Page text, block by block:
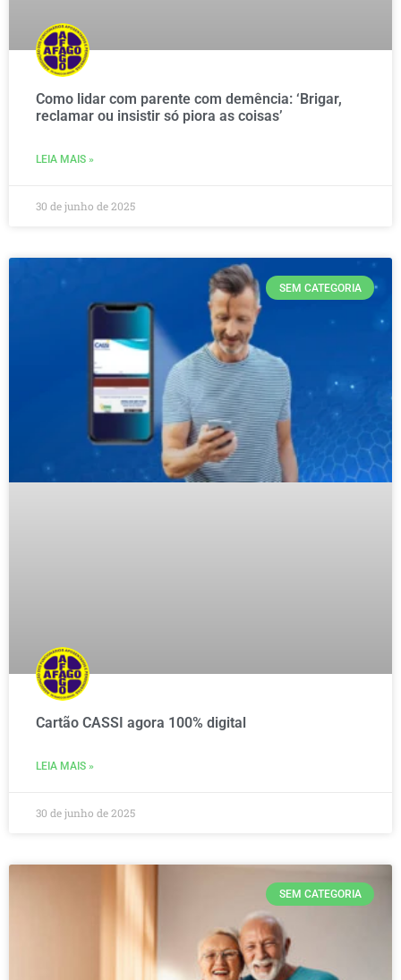
Como lidar com parente com demência: ‘Brigar,
reclamar ou insistir só piora as coisas’
LEIA MAIS »
30 de junho de 2025
SEM CATEGORIA
Cartão CASSI agora 100% digital
LEIA MAIS »
30 de junho de 2025
SEM CATEGORIA